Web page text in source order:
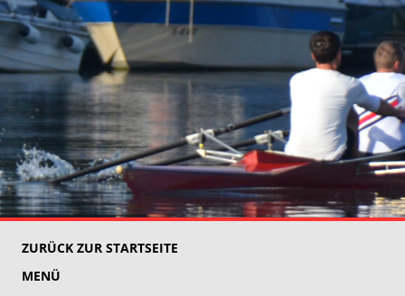
ZURÜCK ZUR STARTSEITE
MENÜ